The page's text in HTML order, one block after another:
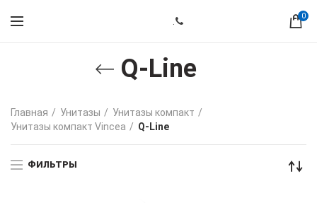
0
Q-Line
Главная Унитазы
Унитазы компакт
Унитазы компакт Vincea
Q-Line
ФИЛЬТРЫ